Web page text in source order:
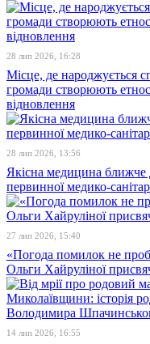
28 лип 2026, 16:28
Місце, де народжується
громади створюють
відновлення
28 лип 2026, 13:56
Якісна медицина ближче
первинної медико-
27 лип 2026, 15:40
«Погода помилок не
Ольги Хайруліної
14 лип 2026, 16:55